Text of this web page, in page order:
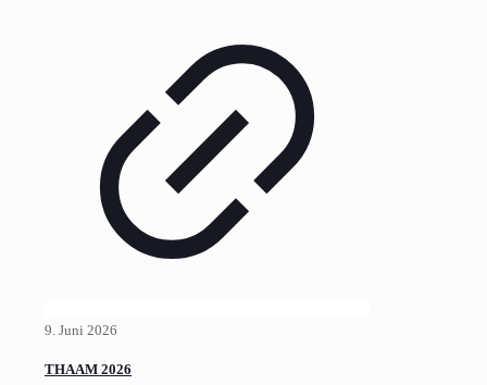
9. Juni 2026
THAAM 2026